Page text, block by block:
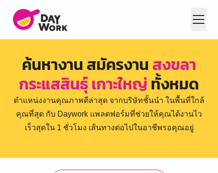
ค้นหางาน สมัครงานสงขลา
กระแสสินธุ์ เกาะใหญ่ทั้งหมด
ตำแหน่งงานคุณภาพดีล่าสุด จากบริษัทชั้นนำ ในพื้นที่ใกล้
คุณที่สุด กับ Daywork แพลตฟอร์มที่ช่วยให้คุณได้งานไว
เร็วสุดใน 1 ชั่วโมง เส้นทางต่อไปในอาชีพรอคุณอยู่